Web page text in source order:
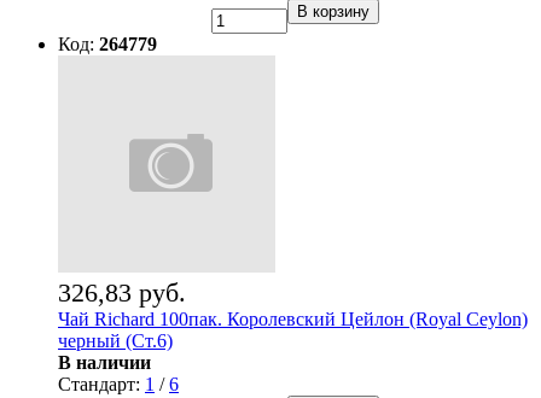
В корзину
Код: 264779
326,83 руб.
Чай Richard 100пак. Королевский Цейлон (Royal Ceylon)
черный (Ст.6)
В наличии
Стандарт: 1 /6